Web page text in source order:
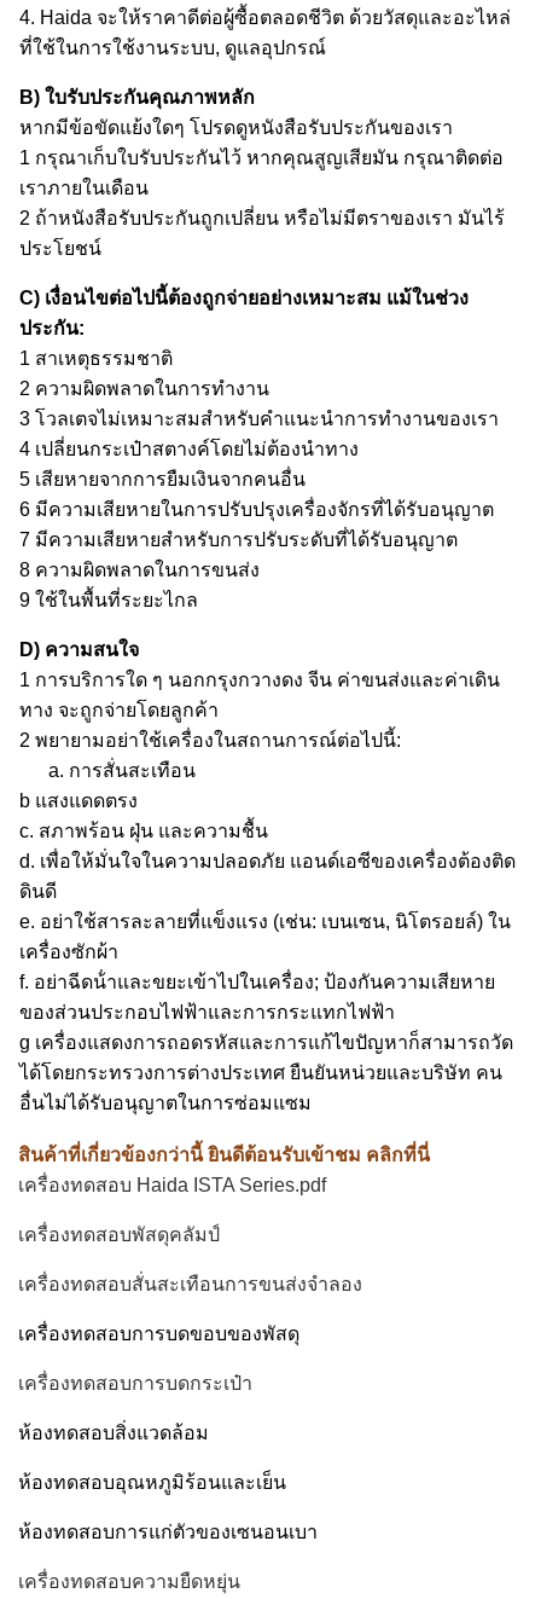
4. Haida จะให้ราคาดีต่อผู้ซื้อตลอดชีวิต ด้วยวัสดุและอะไหล่
ที่ใช้ในการใช้งานระบบ, ดูแลอุปกรณ์
B) ใบรับประกันคุณภาพหลัก
หากมีข้อขัดแย้งใดๆ โปรดดูหนังสือรับประกันของเรา
1 กรุณาเก็บใบรับประกันไว้ หากคุณสูญเสียมัน กรุณาติดต่อ
เราภายในเดือน
2 ถ้าหนังสือรับประกันถูกเปลี่ยน หรือไม่มีตราของเรา มันไร้
ประโยชน์
C) เงื่อนไขต่อไปนี้ต้องถูกจ่ายอย่างเหมาะสม แม้ในช่วง
ประกัน:
1 สาเหตุธรรมชาติ
2 ความผิดพลาดในการทํางาน
3 โวลเตจไม่เหมาะสมสําหรับคําแนะนําการทํางานของเรา
4 เปลี่ยนกระเป๋าสตางค์โดยไม่ต้องนําทาง
5 เสียหายจากการยืมเงินจากคนอื่น
6 มีความเสียหายในการปรับปรุงเครื่องจักรที่ได้รับอนุญาต
7 มีความเสียหายสําหรับการปรับระดับที่ได้รับอนุญาต
8 ความผิดพลาดในการขนส่ง
9 ใช้ในพื้นที่ระยะไกล
D) ความสนใจ
1 การบริการใด ๆ นอกกรุงกวางดง จีน ค่าขนส่งและค่าเดิน
ทาง จะถูกจ่ายโดยลูกค้า
2 พยายามอย่าใช้เครื่องในสถานการณ์ต่อไปนี้:
a. การสั่นสะเทือน
b แสงแดดตรง
c. สภาพร้อน ฝุ่น และความชื้น
d. เพื่อให้มั่นใจในความปลอดภัย แอนด์เอซีของเครื่องต้องติด
ดินดี
e. อย่าใช้สารละลายที่แข็งแรง (เช่น: เบนเซน, นิโตรอยล์) ใน
เครื่องซักผ้า
f. อย่าฉีดน้ําและขยะเข้าไปในเครื่อง; ป้องกันความเสียหาย
ของส่วนประกอบไฟฟ้าและการกระแทกไฟฟ้า
g เครื่องแสดงการถอดรหัสและการแก้ไขปัญหาก็สามารถวัด
ได้โดยกระทรวงการต่างประเทศ ยืนยันหน่วยและบริษัท คน
อื่นไม่ได้รับอนุญาตในการซ่อมแซม
สินค้าที่เกี่ยวข้องกว่านี้ ยินดีต้อนรับเข้าชม คลิกที่นี่
เครื่องทดสอบ Haida ISTA Series.pdf
เครื่องทดสอบพัสดุคลัมป์
เครื่องทดสอบสั่นสะเทือนการขนส่งจําลอง
เครื่องทดสอบการบดขอบของพัสดุ
เครื่องทดสอบการบดกระเป๋า
ห้องทดสอบสิ่งแวดล้อม
ห้องทดสอบอุณหภูมิร้อนและเย็น
ห้องทดสอบการแก่ตัวของเซนอนเบา
เครื่องทดสอบความยืดหยุ่น